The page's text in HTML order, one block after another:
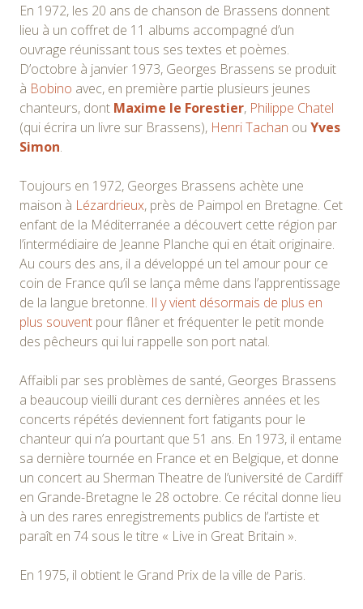
En 1972, les 20 ans de chanson de Brassens donnent
lieu à un coffret de 11 albums accompagné d’un
ouvrage réunissant tous ses textes et poèmes.
D’octobre à janvier 1973, Georges Brassens se produit
à Bobino avec, en première partie plusieurs jeunes
chanteurs, dont Maxime le Forestier, Philippe Chatel
(qui écrira un livre sur Brassens), Henri Tachan ou Yves
Simon.
Toujours en 1972, Georges Brassens achète une
maison à Lézardrieux, près de Paimpol en Bretagne. Cet
enfant de la Méditerranée a découvert cette région par
l’intermédiaire de Jeanne Planche qui en était originaire.
Au cours des ans, il a développé un tel amour pour ce
coin de France qu’il se lança même dans l’apprentissage
de la langue bretonne. Il y vient désormais de plus en
plus souvent pour flâner et fréquenter le petit monde
des pêcheurs qui lui rappelle son port natal.
Affaibli par ses problèmes de santé, Georges Brassens
a beaucoup vieilli durant ces dernières années et les
concerts répétés deviennent fort fatigants pour le
chanteur qui n’a pourtant que 51 ans. En 1973, il entame
sa dernière tournée en France et en Belgique, et donne
un concert au Sherman Theatre de l’université de Cardiff
en Grande-Bretagne le 28 octobre. Ce récital donne lieu
à un des rares enregistrements publics de l’artiste et
paraît en 74 sous le titre « Live in Great Britain ».
En 1975, il obtient le Grand Prix de la ville de Paris.